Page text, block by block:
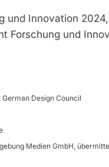
und Innovation
Forschung und
Design Council
Medien GmbH,